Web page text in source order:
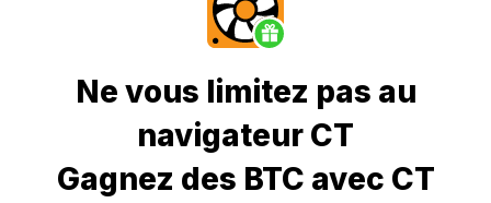
Ne vous limitez pas au
navigateur CT
Gagnez des BTC avec CT